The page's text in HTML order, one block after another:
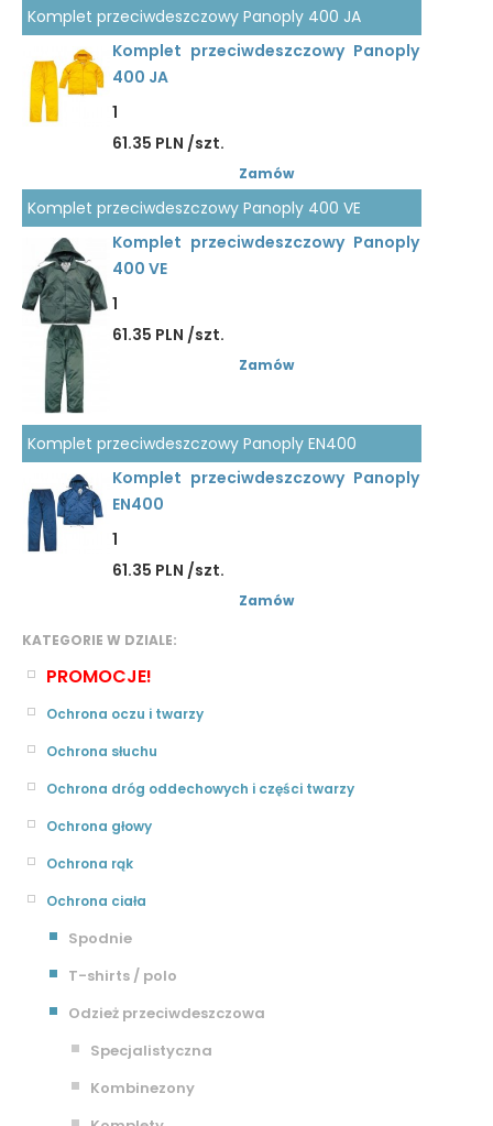
KATEGORIE W DZIALE:
PROMOCJE!
Ochrona oczu i twarzy
Ochrona słuchu
Ochrona dróg oddechowych i części twarzy
Ochrona głowy
Ochrona rąk
Ochrona ciała
Spodnie
T-shirts / polo
Odzież przeciwdeszczowa
Specjalistyczna
Kombinezony
Komplet przeciwdeszczowy Panoply 400 JA
Komplet przeciwdeszczowy Panoply
400 JA
1
61.35 PLN /szt.
Zamów
Komplet przeciwdeszczowy Panoply 400 VE
Komplet przeciwdeszczowy Panoply
400 VE
1
61.35 PLN /szt.
Zamów
Komplet przeciwdeszczowy Panoply EN400
Komplet przeciwdeszczowy Panoply
EN400
1
61.35 PLN /szt.
Zamów